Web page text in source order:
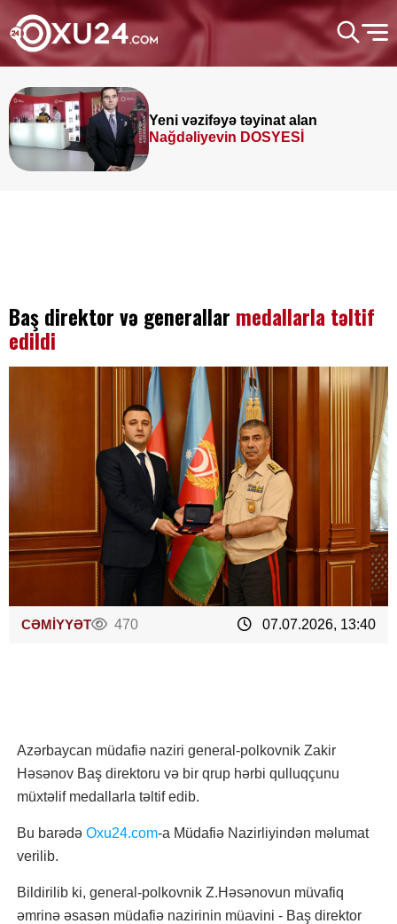
Yeni vəzifəyə təyinat alan
Nağdəliyevin DOSYESİ
Baş direktor və generallar medallarla təltif
edildi
CƏMİYYƏT 470 07.07.2026, 13:40
Azərbaycan müdafiə naziri general-polkovnik Zakir
Həsənov Baş direktoru və bir qrup hərbi qulluqçunu
müxtəlif medallarla təltif edib.
Bu barədə Oxu24.com-a Müdafiə Nazirliyindən məlumat
verilib.
Bildirilib ki, general-polkovnik Z.Həsənovun müvafiq
əmrinə əsasən müdafiə nazirinin müavini - Baş direktor